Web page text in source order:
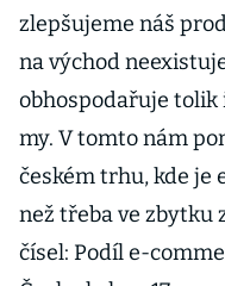
zlepšujeme náš
na východ
obhospodařuje tolik
my. V tomto nám
českém trhu, kde je
než třeba ve zbytku
čísel: Podíl e-